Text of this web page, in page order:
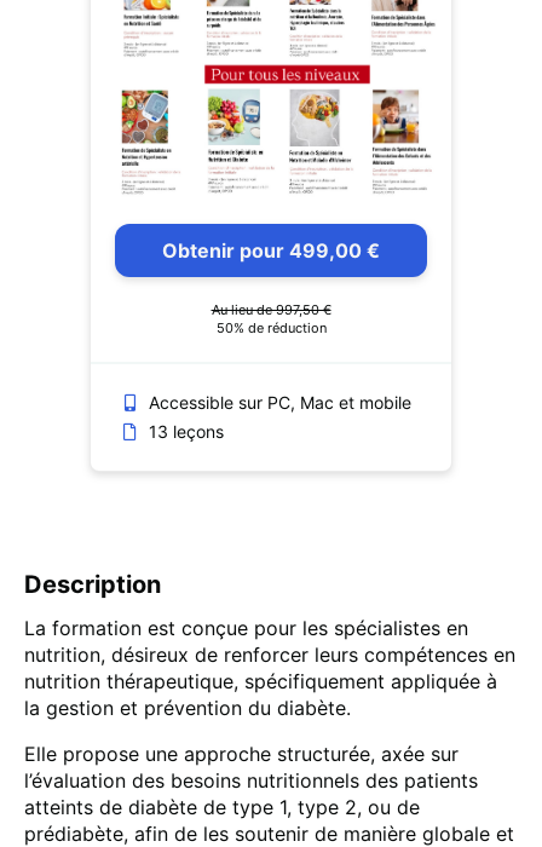
Obtenir pour 499,00 €
Au lieu de 997,50 €
50% de réduction
Accessible sur PC, Mac et mobile
13 leçons
Description
La formation est conçue pour les spécialistes en
nutrition, désireux de renforcer leurs compétences en
nutrition thérapeutique, spécifiquement appliquée à
la gestion et prévention du diabète.
Elle propose une approche structurée, axée sur
l’évaluation des besoins nutritionnels des patients
atteints de diabète de type 1, type 2, ou de
prédiabète, afin de les soutenir de manière globale et